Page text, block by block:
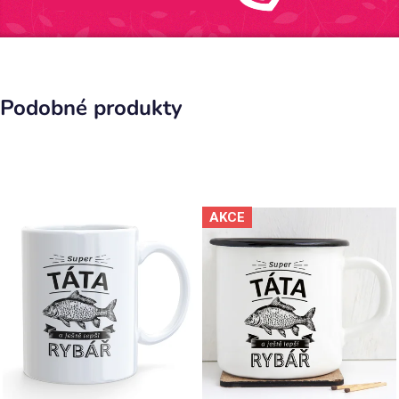
Podobné produkty
AKCE